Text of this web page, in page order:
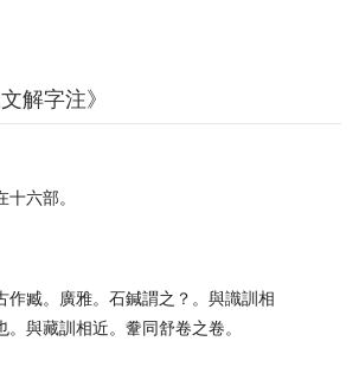
解字注》
六部。
作臧。廣雅。石鍼謂之？。與識訓相
。與藏訓相近。韏同舒卷之卷。